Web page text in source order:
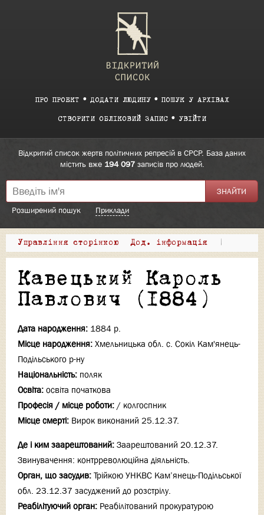
ПРО ПРОЕКТ ДОДАТИ ЛЮДИНУ ПОШУК У АРХІВАХ
СТВОРИТИ ОБЛІКОВИЙ ЗАПИС УВІЙТИ
Відкритий список жертв політичних репресій в СРСР. База даних
містить вже 194 097записів про людей.
Розширений пошук Приклади
Управління сторінкою Дод. інформація |
Кавецький Кароль
Павлович (1884)
Дата народження: 1884 р.
Місце народження: Хмельницька обл. с. Сокіл Кам'янець-
Подільського р-ну
Національність: поляк
Освіта: освіта початкова
Професія / місце роботи: / колгоспник
Місце смерті: Вирок виконаний 25.12.37.
Де і ким заарештований: Заарештований 20.12.37.
Звинувачення: контрреволюційна діяльність.
Орган, що засудив: Трійкою УНКВС Кам’янець-Подільської
обл. 23.12.37 засуджений до розстрілу.
Реабілітуючий орган: Реабілітований прокуратурою